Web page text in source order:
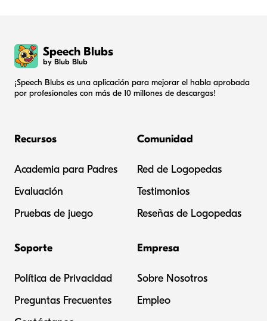
Speech Blubs
by Blub Blub
¡Speech Blubs es una aplicación para mejorar el habla aprobada
por profesionales con más de 10 millones de descargas!
Recursos
Academia para Padres
Evaluación
Pruebas de juego
Comunidad
Red de Logopedas
Testimonios
Reseñas de Logopedas
Soporte
Política de Privacidad
Preguntas Frecuentes
Empresa
Sobre Nosotros
Empleo